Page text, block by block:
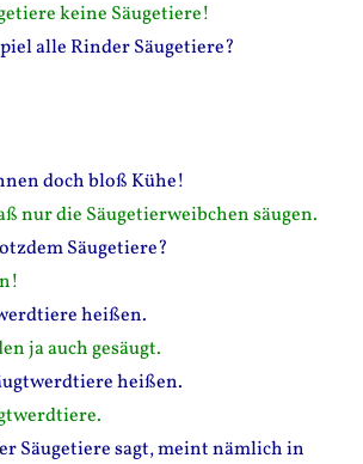
keine Säugetiere!
alle Rinder Säugetiere?
doch bloß Kühe!
nur die Säugetierweibchen säugen.
Säugetiere?
heißen.
ja auch gesäugt.
heißen.
Säugetiere sagt, meint nämlich in